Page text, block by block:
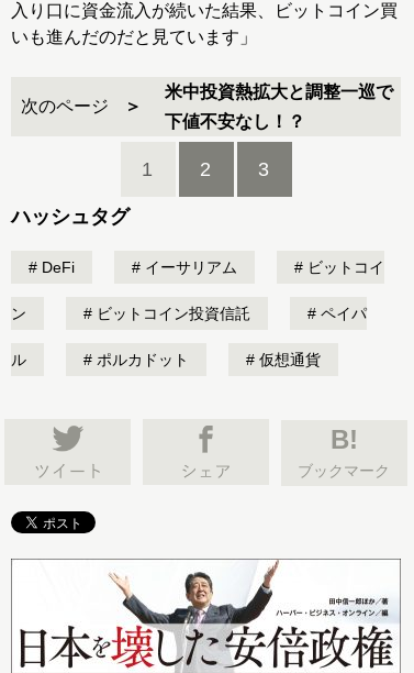
入り口に資金流入が続いた結果、ビットコイン買
いも進んだのだと見ています」
次のページ
米中投資熱拡大と調整一巡で
下値不安なし！？
1 2 3
ハッシュタグ
DeFi イーサリアム ビットコイ
ン ビットコイン投資信託 ペイパ
ル ポルカドット 仮想通貨
B!
ブックマーク